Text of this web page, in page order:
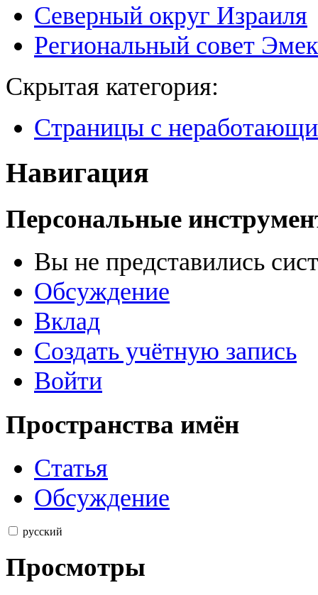
Северный округ Израиля
Региональный совет
Скрытая категория:
Страницы с
Навигация
Персональные
Вы не представились
Обсуждение
Вклад
Создать учётную запись
Войти
Пространства имён
Статья
Обсуждение
русский
Просмотры